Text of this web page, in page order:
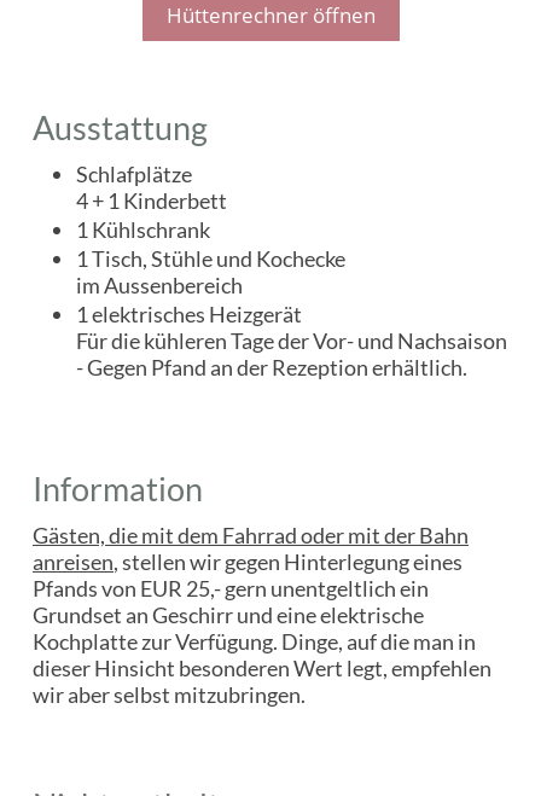
Hüttenrechner öffnen
Ausstattung
Schlafplätze
4 + 1 Kinderbett
1 Kühlschrank
1 Tisch, Stühle und Kochecke
im Aussenbereich
1 elektrisches Heizgerät
Für die kühleren Tage der Vor- und Nachsaison
- Gegen Pfand an der Rezeption erhältlich.
Information
Gästen, die mit dem Fahrrad oder mit der Bahn
anreisen, stellen wir gegen Hinterlegung eines
Pfands von EUR 25,- gern unentgeltlich ein
Grundset an Geschirr und eine elektrische
Kochplatte zur Verfügung. Dinge, auf die man in
dieser Hinsicht besonderen Wert legt, empfehlen
wir aber selbst mitzubringen.